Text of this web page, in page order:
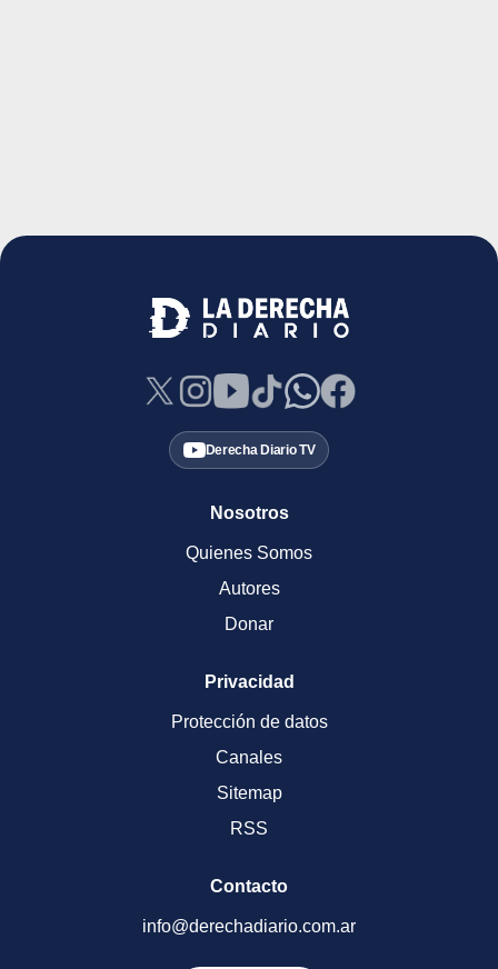
Derecha Diario TV
Nosotros
Quienes Somos
Autores
Donar
Privacidad
Protección de datos
Canales
Sitemap
RSS
Contacto
info@derechadiario.com.ar